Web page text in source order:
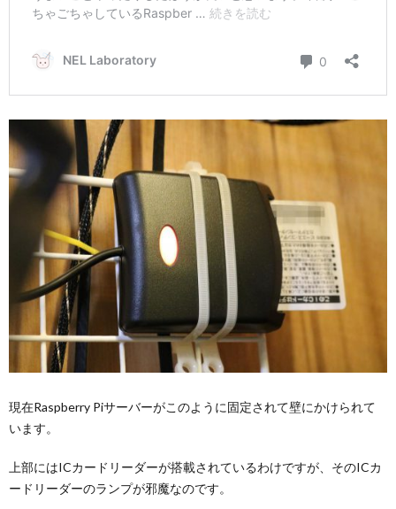
現在Raspberry Piサーバーがこのように固定されて壁にかけられて
います。
上部にはICカードリーダーが搭載されているわけですが、そのICカ
ードリーダーのランプが邪魔なのです。